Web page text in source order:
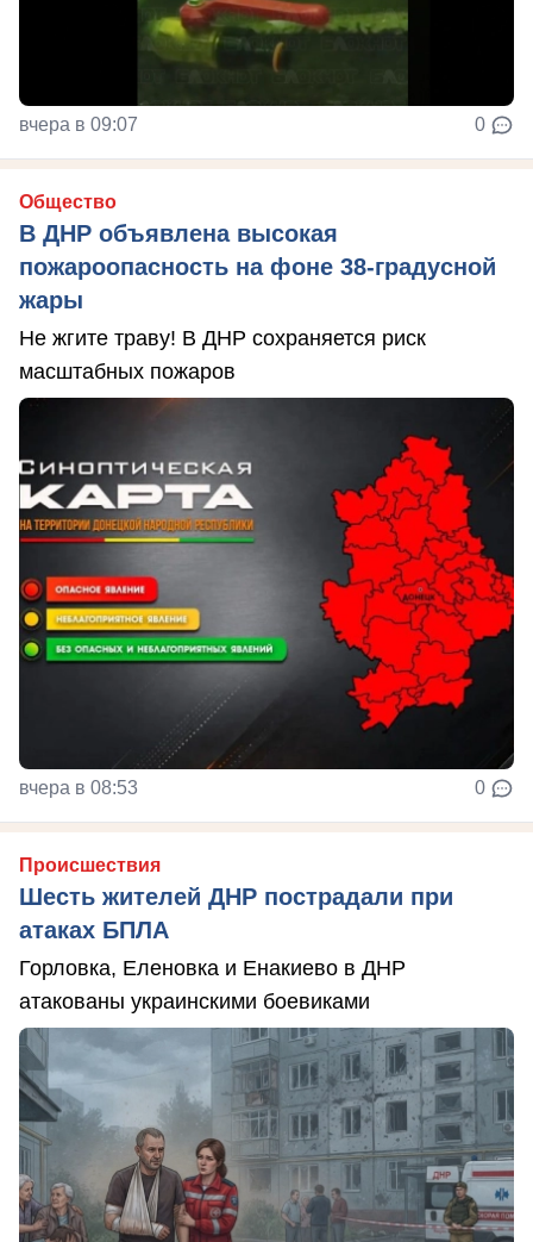
вчера в 09:07 0
Общество
В ДНР объявлена высокая
пожароопасность на фоне 38-градусной
жары
Не жгите траву! В ДНР сохраняется риск
масштабных пожаров
вчера в 08:53 0
Происшествия
Шесть жителей ДНР пострадали при
атаках БПЛА
Горловка, Еленовка и Енакиево в ДНР
атакованы украинскими боевиками